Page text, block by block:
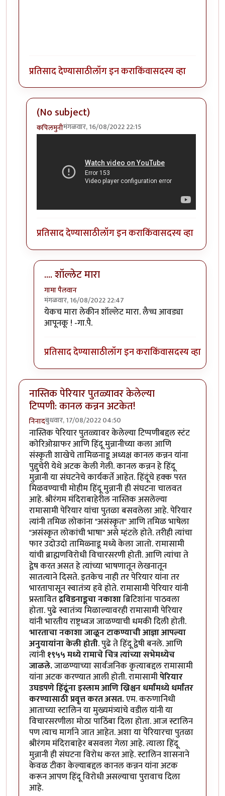
प्रतिसाद देण्यासाठीलॉग इन कराकिंवासदस्य व्हा
(No subject)
कपिलमुनीमंगळवार, 16/08/2022 22:15
प्रतिसाद देण्यासाठीलॉग इन कराकिंवासदस्य व्हा
.... शॉल्लेट मारा
गामा पैलवान
मंगळवार, 16/08/2022 22:47
In reply to(No subject)byकपिलमुनी
येकच मारा लेकीन शॉल्लेट मारा. लैच्च आवड्या
आपूनकू ! -गा.पै.
प्रतिसाद देण्यासाठीलॉग इन कराकिंवासदस्य व्हा
नास्तिक पेरियार पुतळ्यावर केलेल्या
टिप्पणी: कानल कन्नन अटकेत!
निनादबुधवार, 17/08/2022 04:50
नास्तिक पेरियार पुतळ्यावर केलेल्या टिप्पणीबद्दल स्टंट
कोरिओग्राफर आणि हिंदू मुन्नानीच्या कला आणि
संस्कृती शाखेचे तामिळनाडू अध्यक्ष कानल कन्नन यांना
पुद्दुचेरी येथे अटक केली गेली. कानल कन्नन हे हिंदू
मुन्नानी या संघटनेचे कार्यकर्ते आहेत. हिंदूंचे हक्क परत
मिळवण्याची मोहीम हिंदू मुन्नानी ही संघटना चालवत
आहे. श्रीरंगम मंदिराबाहेरील नास्तिक असलेल्या
रामासामी पेरियार यांचा पुतळा बसवलेला आहे. पेरियार
त्यांनी तमिळ लोकांना "असंस्कृत" आणि तमिळ भाषेला
"असंस्कृत लोकांची भाषा" असे म्हंटले होते. तरीही त्यांचा
फार उदोउदो तामिळ्नाडू मध्ये केला जातो. रामासामी
यांची ब्राह्मणविरोधी विचारसरणी होती. आणि त्यांचा ते
द्वेष करत असत हे त्यांच्या भाषणातून लेखनातून
सातत्याने दिसते. इतकेच नाही तर पेरियार यांना तर
भारतापासून स्वातंत्र्य हवे होते. रामासामी पेरियार यांनी
प्रस्तावितद्रविडनाडूचा नकाशाब्रिटिशांना पाठवला
होता. पुढे स्वातंत्र्य मिळाल्यावरही रामासामी पेरियार
यांनी भारतीय राष्ट्रध्वज जाळण्याची धमकी दिली होती.
भारताचा नकाशा जाळून टाकण्याची आज्ञा आपल्या
अनुयायांना केली होती. पुढे ते हिंदू द्वेषी बनले. आणि
त्यांनी१९५५ मध्ये रामाचे चित्र त्यांच्या सभेमध्येच
जाळले.जाळण्याच्या सार्वजनिक कृत्याबद्दल रामासामी
यांना अटक करण्यात आली होती. रामासामीपेरियार
उघडपणे हिंदूंना इस्लाम आणि ख्रिश्चन धर्मांमध्ये धर्मांतर
करण्यासाठी प्रवृत्त करत असत.एम. करुणानिधी
आताच्या स्टालिन या मुख्यमंत्र्यांचे वडील यांनी या
विचारसरणीला मोठा पाठिंबा दिला होता. आज स्टालिन
पण त्याच मार्गाने जात आहेत. अशा या पेरियारचा पुतळा
श्रीरंगम मंदिराबाहेर बसवला गेला आहे. त्याला हिंदू
मुन्नानी ही संघटना विरोध करत आहे. स्टालिन शासनाने
केवळ टीका केल्याबद्दल कानल कन्नन यांना अटक
करून आपण हिंदू विरोधी असल्याचा पुरावाच दिला
आहे.